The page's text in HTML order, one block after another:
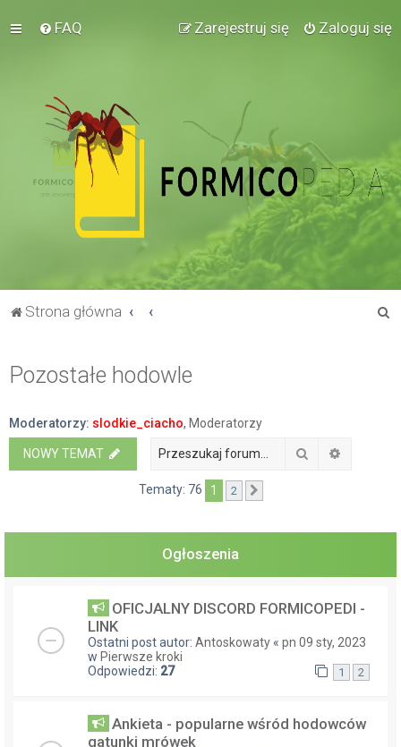
FAQ Zaloguj się
Zarejestruj się
Strona główna
Pozostałe hodowle
Moderatorzy: slodkie_ciacho, Moderatorzy
NOWY TEMAT Szukaj
Tematy: 76 1 2
Ogłoszenia
OFICJALNY DISCORD FORMICOPEDI -
LINK
Ostatni post autor: Antoskowaty « pn 09 sty, 2023
w Pierwsze kroki
Odpowiedzi: 27 1 2
Ankieta - popularne wśród hodowców
gatunki mrówek